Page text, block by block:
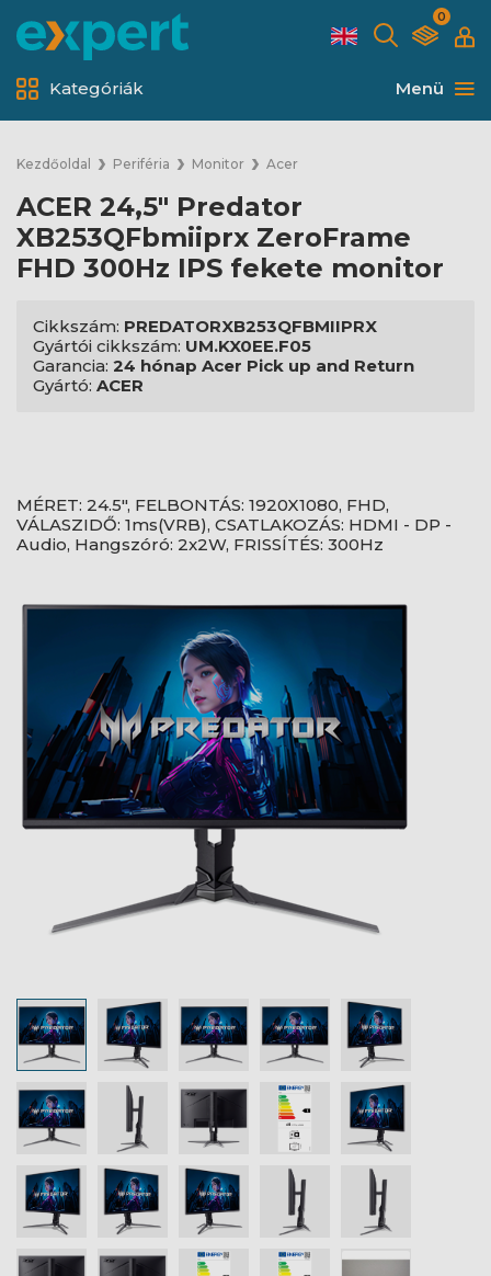
0
Menü
Kategóriák
Kezdőoldal Periféria Monitor Acer
ACER 24,5" Predator
XB253QFbmiiprx ZeroFrame
FHD 300Hz IPS fekete monitor
Cikkszám: PREDATORXB253QFBMIIPRX
Gyártói cikkszám: UM.KX0EE.F05
Garancia: 24 hónap Acer Pick up and Return
Gyártó: ACER
MÉRET: 24.5", FELBONTÁS: 1920X1080, FHD,
VÁLASZIDŐ: 1ms(VRB), CSATLAKOZÁS: HDMI - DP -
Audio, Hangszóró: 2x2W, FRISSÍTÉS: 300Hz